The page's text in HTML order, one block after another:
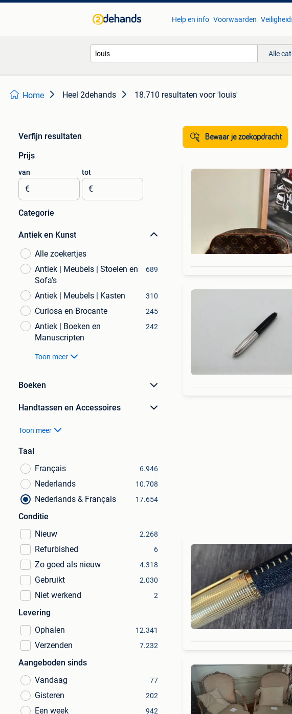
Help en info Voorwaarden
Alle
Home Heel 2dehands 18.710 resultaten voor 'louis'
Verfijn resultaten
Prijs
van
€
tot
€
Categorie
Antiek en Kunst
Alle zoekertjes
Antiek | Meubels | Stoelen en
Sofa's
689
Antiek | Meubels | Kasten 310
Curiosa en Brocante 245
Antiek | Boeken en
Manuscripten
242
Toon meer
Boeken
Handtassen en Accessoires
Toon meer
Taal
Français
6.946
Nederlands 10.708
Nederlands & Français 17.654
Conditie
Nieuw
2.268
Refurbished 6
Zo goed als nieuw 4.318
Gebruikt 2.030
Niet werkend 2
Levering
Ophalen
12.341
Verzenden 7.232
Aangeboden sinds
Vandaag
77
Gisteren 202
Een week 942
Bewaar je zoekopdracht